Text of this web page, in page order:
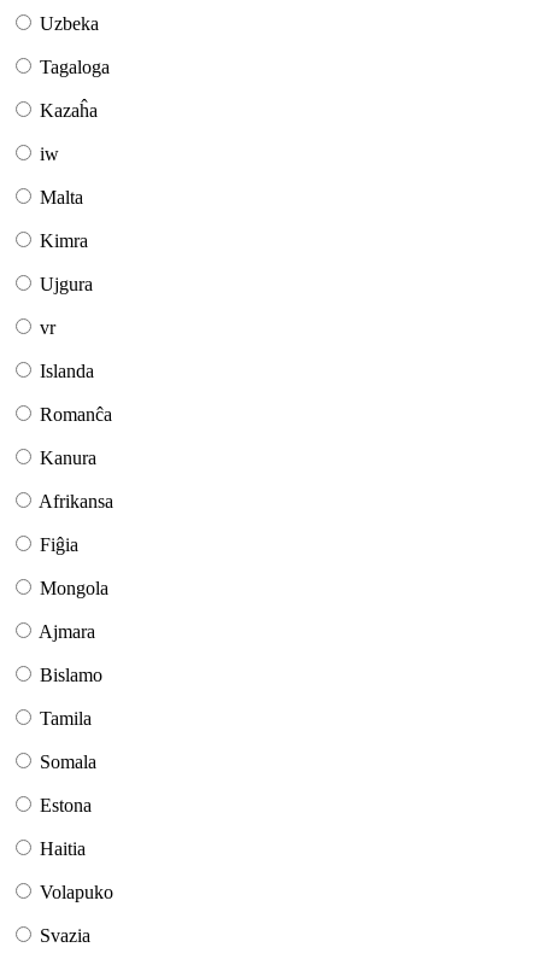
Uzbeka
Tagaloga
Kazaĥa
iw
Malta
Kimra
Ujgura
vr
Islanda
Romanĉa
Kanura
Afrikansa
Fiĝia
Mongola
Ajmara
Bislamo
Tamila
Somala
Estona
Haitia
Volapuko
Svazia